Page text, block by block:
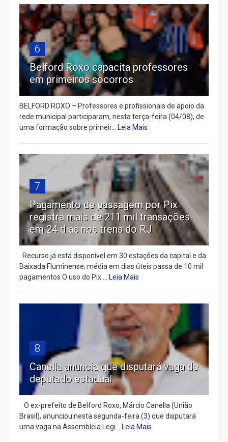
6
Belford Roxo capacita professores
em primeiros socorros
BELFORD ROXO – Professores e profissionais de apoio da
rede municipal participaram, nesta terça-feira (04/08), de
uma formação sobre primeir...
Leia Mais
7
Pagamento de passagem por Pix
registra mais de 211 mil transações
em 24 dias nos trens do RJ
Recurso já está disponível em 30 estações da capital e da
Baixada Fluminense; média em dias úteis passa de 10 mil
pagamentos O uso do Pix ...
Leia Mais
8
Canella anuncia que disputará vaga de
deputado estadual
​ O ex-prefeito de Belford Roxo, Márcio Canella (União
Brasil), anunciou nesta segunda-feira (3) que disputará
uma vaga na Assembleia Legi...
Leia Mais